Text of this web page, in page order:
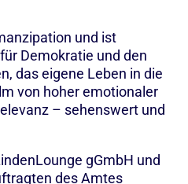
und ist
Demokratie und den
das eigene Leben in die
von hoher emotionaler
– sehenswert und
gGmbH und
des Amtes